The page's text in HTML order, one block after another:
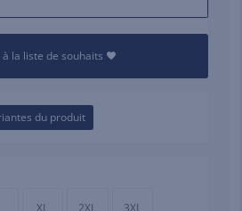
la liste de souhaits
du produit